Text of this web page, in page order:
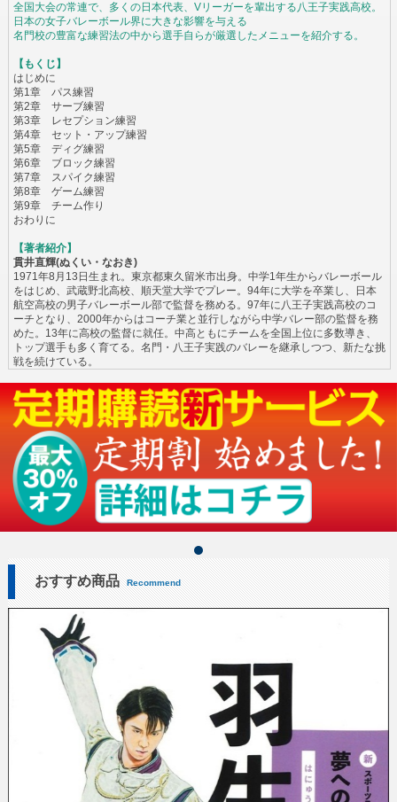
全国大会の常連で、多くの日本代表、Vリーガーを輩出する八王子実践高校。
日本の女子バレーボール界に大きな影響を与える
名門校の豊富な練習法の中から選手自らが厳選したメニューを紹介する。
【もくじ】
はじめに
第1章 パス練習
第2章 サーブ練習
第3章 レセプション練習
第4章 セット・アップ練習
第5章 ディグ練習
第6章 ブロック練習
第7章 スパイク練習
第8章 ゲーム練習
第9章 チーム作り
おわりに
【著者紹介】
貫井直輝(ぬくい・なおき)
1971年8月13日生まれ。東京都東久留米市出身。中学1年生からバレーボール
をはじめ、武蔵野北高校、順天堂大学でプレー。94年に大学を卒業し、日本
航空高校の男子バレーボール部で監督を務める。97年に八王子実践高校のコ
ーチとなり、2000年からはコーチ業と並行しながら中学バレー部の監督を務
めた。13年に高校の監督に就任。中高ともにチームを全国上位に多数導き、
トップ選手も多く育てる。名門・八王子実践のバレーを継承しつつ、新たな挑
戦を続けている。
おすすめ商品 Recommend